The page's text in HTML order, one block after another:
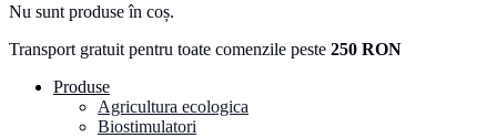
Nu sunt produse în coș.
Transport gratuit pentru toate comenzile peste 250 RON
Produse
Agricultura ecologica
Biostimulatori